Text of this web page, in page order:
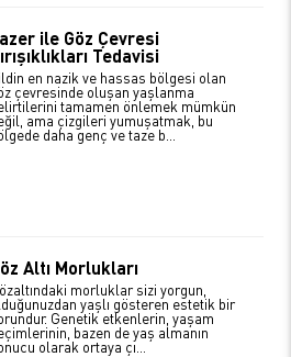
ile Göz Çevresi
Tedavisi
en nazik ve hassas bölgesi olan
çevresinde oluşan yaşlanma
tamamen önlemek mümkün
ama çizgileri yumuşatmak, bu
daha genç ve taze b...
Altı Morlukları
morluklar sizi yorgun,
yaşlı gösteren estetik bir
Genetik etkenlerin, yaşam
bazen de yaş almanın
olarak ortaya çı...